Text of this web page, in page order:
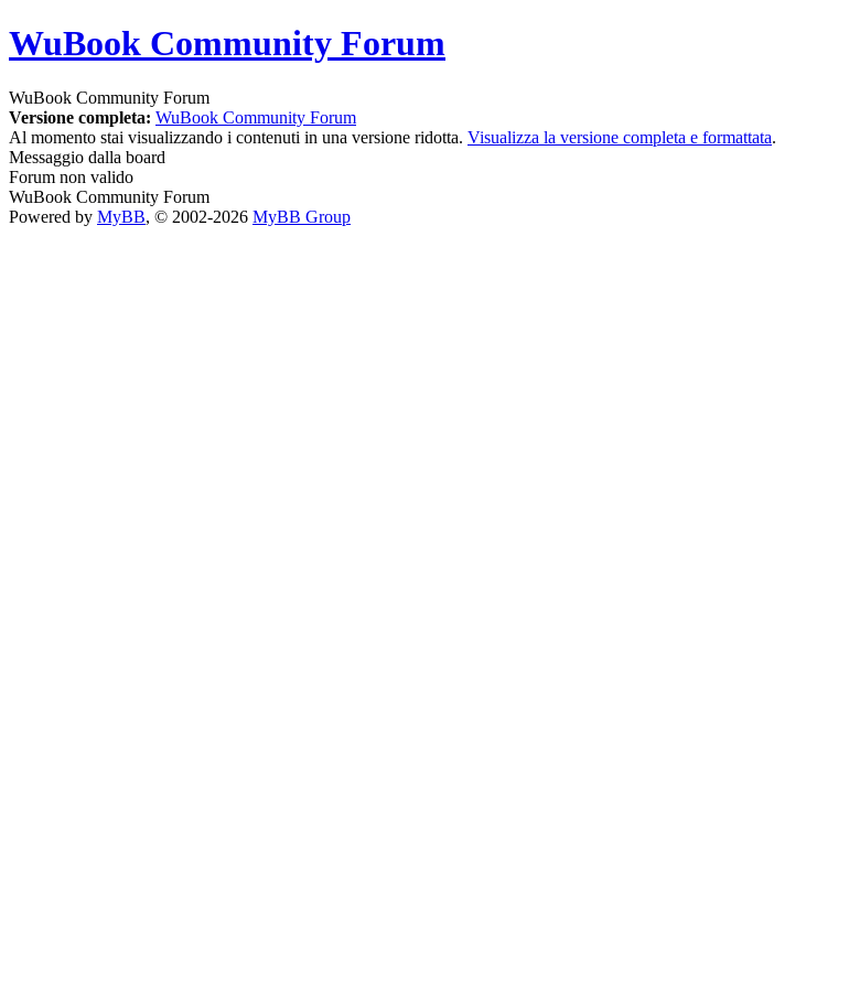
WuBook Community Forum
WuBook Community Forum
Versione completa: WuBook Community Forum
Al momento stai visualizzando i contenuti in una versione ridotta. Visualizza la versione completa e formattata.
Messaggio dalla board
Forum non valido
WuBook Community Forum
Powered by MyBB, © 2002-2026 MyBB Group